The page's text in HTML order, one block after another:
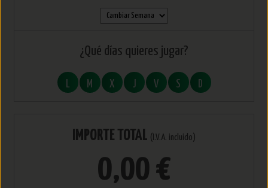
¿Qué días quieres jugar?
L M X J V S D
IMPORTE TOTAL (I.V.A. incluido)
0,00 €